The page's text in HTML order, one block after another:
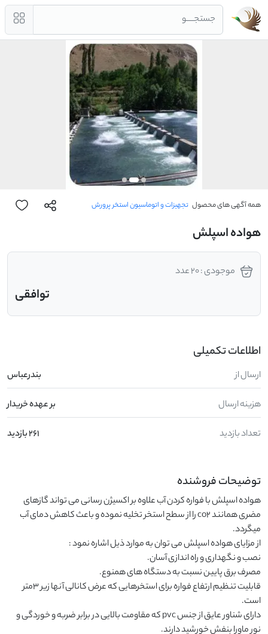
جستجــــو
همه آگهی های محصول تجهیزات و اتوماسیون استخر پرورش
هواده اسپلش
موجودی : 20 عدد
توافقی
اطلاعات تکمیلی
ارسال از بندرعباس
هزینه ارسال بر عهده خریدار
تعداد بازدید 261 بازدید
توضیحات فروشنده
قابلیت تنظیم ارتفاع فواره برای استخرهایی که عرض کانالی آنها زیر ۳متر